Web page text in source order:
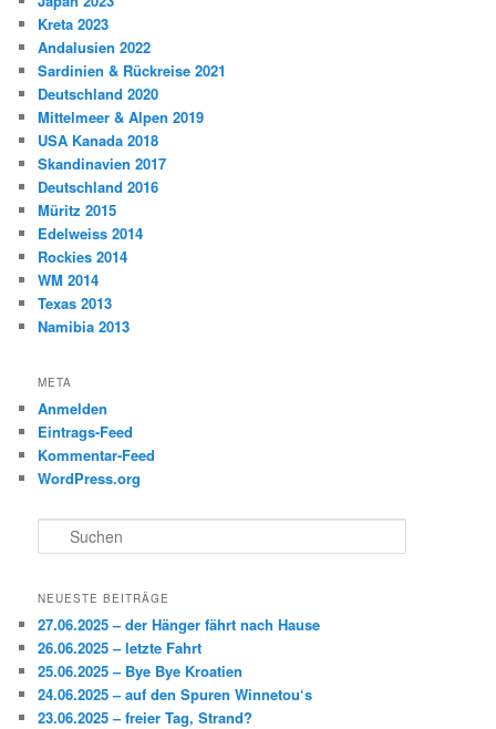
Kreta 2023
Andalusien 2022
Sardinien & Rückreise 2021
Deutschland 2020
Mittelmeer & Alpen 2019
USA Kanada 2018
Skandinavien 2017
Deutschland 2016
Müritz 2015
Edelweiss 2014
Rockies 2014
WM 2014
Texas 2013
Namibia 2013
META
Anmelden
Eintrags-Feed
Kommentar-Feed
WordPress.org
u
h
n
NEUESTE BEITRÄGE
27.06.2025 – der Hänger fährt nach Hause
26.06.2025 – letzte Fahrt
25.06.2025 – Bye Bye Kroatien
24.06.2025 – auf den Spuren Winnetou‘s
23.06.2025 – freier Tag, Strand?